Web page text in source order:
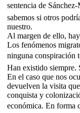
sentencia de
sabemos si otros
nuestro.
Al margen de ello,
Los fenómenos
ninguna conspiración
Han existido siempre.
En el caso que nos
devuelven la visita
conquista y
económica. En forma